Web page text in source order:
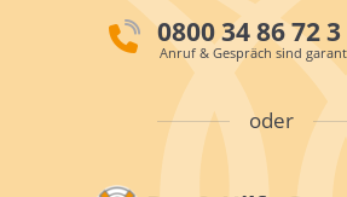
0800 34 86 72 3
Anruf & Gespräch sind
oder